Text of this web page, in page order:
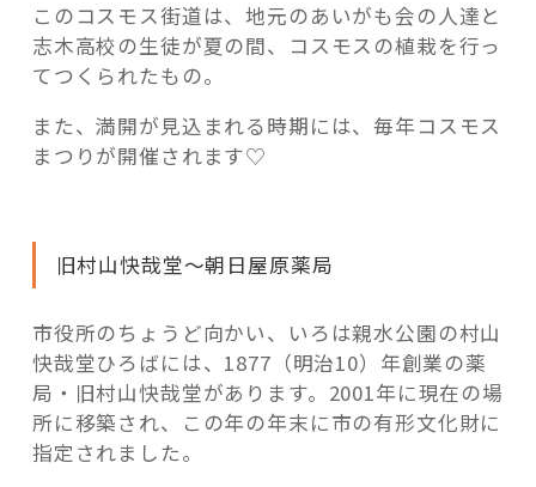
このコスモス街道は、地元のあいがも会の人達と
志木高校の生徒が夏の間、コスモスの植栽を行っ
てつくられたもの。
また、満開が見込まれる時期には、毎年コスモス
まつりが開催されます♡
旧村山快哉堂～朝日屋原薬局
市役所のちょうど向かい、いろは親水公園の村山
快哉堂ひろばには、1877（明治10）年創業の薬
局・旧村山快哉堂があります。2001年に現在の場
所に移築され、この年の年末に市の有形文化財に
指定されました。